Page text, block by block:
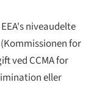
niveaudelte
(Kommissionen for
ved CCMA for
eller